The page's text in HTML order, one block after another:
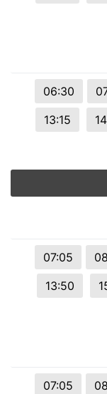
06:30
13:15
07:05
13:50
07:05